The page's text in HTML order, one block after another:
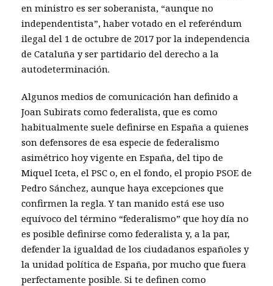
en ministro es ser soberanista, “aunque no
independentista”, haber votado en el referéndum
ilegal del 1 de octubre de 2017 por la independencia
de Cataluña y ser partidario del derecho a la
autodeterminación.
Algunos medios de comunicación han definido a
Joan Subirats como federalista, que es como
habitualmente suele definirse en España a quienes
son defensores de esa especie de federalismo
asimétrico hoy vigente en España, del tipo de
Miquel Iceta, el PSC o, en el fondo, el propio PSOE de
Pedro Sánchez, aunque haya excepciones que
confirmen la regla. Y tan manido está ese uso
equívoco del término “federalismo” que hoy día no
es posible definirse como federalista y, a la par,
defender la igualdad de los ciudadanos españoles y
la unidad política de España, por mucho que fuera
perfectamente posible. Si te definen como